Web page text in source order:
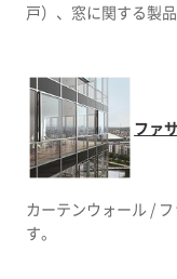
戸）、窓に関する製
ファ
カーテンウォール /
す。